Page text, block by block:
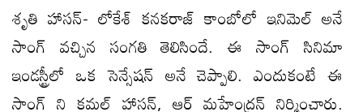
శృతి హాసన్- లోకేశ్ కనకరాజ్ కాంబోలో ఇనిమెల్ అనే
సాంగ్ వచ్చిన సంగతి తెలిసిందే. ఈ సాంగ్ సినిమా
ఇండస్ట్రీలో ఒక సెన్సేషన్ అనే చెప్పాలి. ఎందుకంటే ఈ
సాంగ్ ని కమల్ హాసన్, ఆర్ మహేంద్రన్ నిర్మించారు.